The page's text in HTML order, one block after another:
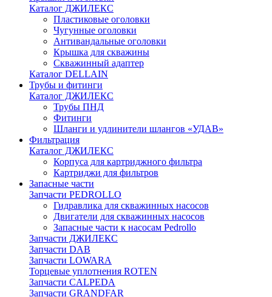
Каталог ДЖИЛЕКС
Пластиковые оголовки
Чугунные оголовки
Антивандальные оголовки
Крышка для скважины
Скважинный адаптер
Каталог DELLAIN
Трубы и фитинги
Каталог ДЖИЛЕКС
Трубы ПНД
Фитинги
Шланги и удлинители шлангов «УДАВ»
Фильтрация
Каталог ДЖИЛЕКС
Корпуса для картриджного фильтра
Картриджи для фильтров
Запасные части
Запчасти PEDROLLO
Гидравлика для скважинных насосов
Двигатели для скважинных насосов
Запасные части к насосам Pedrollo
Запчасти ДЖИЛЕКС
Запчасти DAB
Запчасти LOWARA
Торцевые уплотнения ROTEN
Запчасти CALPEDA
Запчасти GRANDFAR